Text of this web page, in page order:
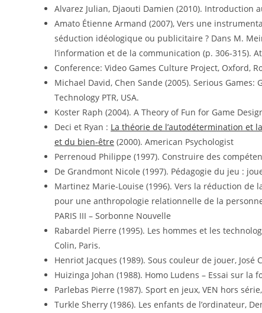
Alvarez Julian, Djaouti Damien (2010). Introduction
Amato Étienne Armand (2007), Vers une
séduction idéologique ou publicitaire ? Dans M.
l’information et de la communication (p. 306-315).
Conference: Video Games Culture Project, Oxford,
Michael David, Chen Sande (2005). Serious
Technology PTR, USA.
Koster Raph (2004). A Theory of Fun for Game
Deci et Ryan : La théorie de l’autodétermination et
et du bien-être (2000). American Psychologist
Perrenoud Philippe (1997). Construire des
De Grandmont Nicole (1997). Pédagogie du jeu :
Martinez Marie-Louise (1996). Vers la réduction de
pour une anthropologie relationnelle de la
PARIS III – Sorbonne Nouvelle
Rabardel Pierre (1995). Les hommes et les
Colin, Paris.
Henriot Jacques (1989). Sous couleur de jouer, José
Huizinga Johan (1988). Homo Ludens – Essai sur la
Parlebas Pierre (1987). Sport en jeux, VEN hors série,
Turkle Sherry (1986). Les enfants de l’ordinateur,